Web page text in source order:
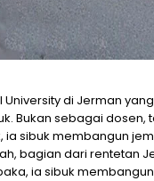
di Jerman
Bukan sebagai
ia sibuk membangun
bagian dari rentetan
ia sibuk